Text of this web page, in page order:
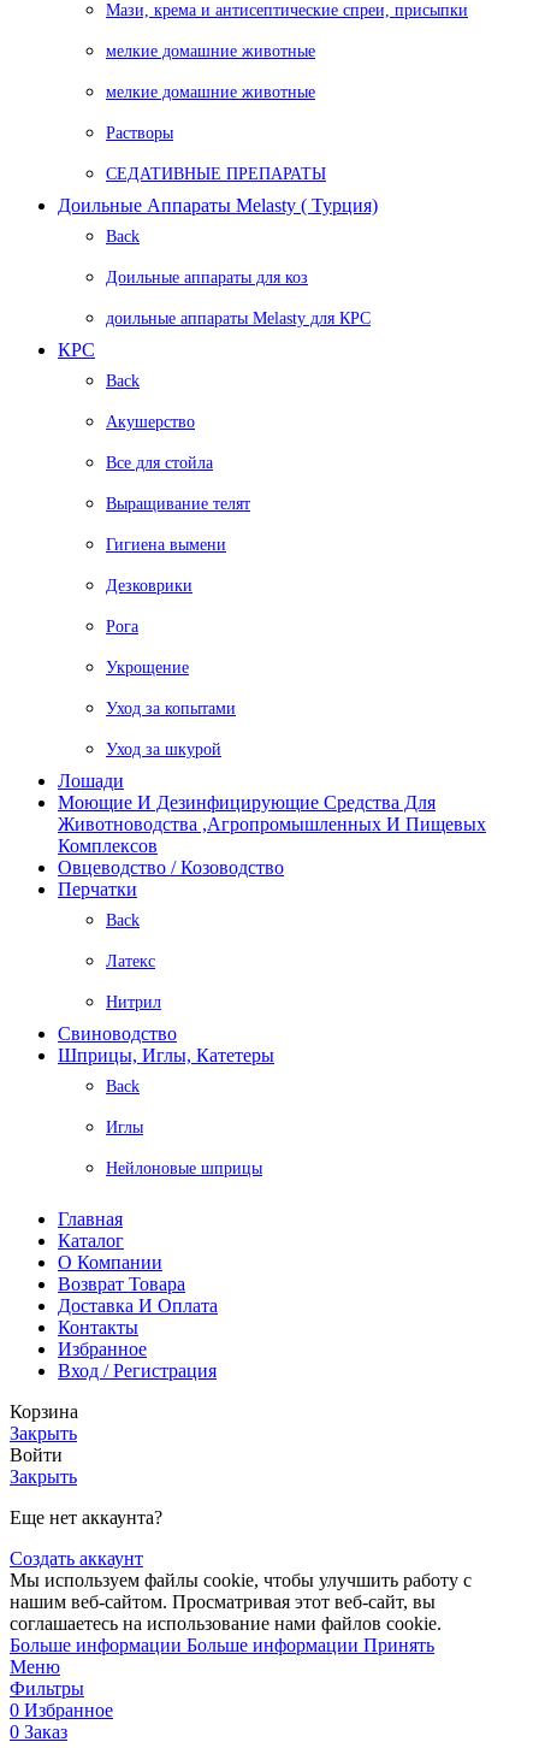
Мази, крема и антисептические спреи, присыпки
мелкие домашние животные
мелкие домашние животные
Растворы
СЕДАТИВНЫЕ ПРЕПАРАТЫ
Доильные Аппараты Melasty ( Турция)
Back
Доильные аппараты для коз
доильные аппараты Melasty для КРС
КРС
Back
Акушерство
Все для стойла
Выращивание телят
Гигиена вымени
Дезковрики
Рога
Укрощение
Уход за копытами
Уход за шкурой
Лошади
Моющие И Дезинфицирующие Средства Для
Животноводства ,агропромышленных И Пищевых
Комплексов
Овцеводство / Козоводство
Перчатки
Back
Латекс
Нитрил
Свиноводство
Шприцы, Иглы, Катетеры
Back
Иглы
Нейлоновые шприцы
Главная
Каталог
О Компании
Возврат Товара
Доставка И Оплата
Контакты
Избранное
Вход / Регистрация
Корзина
Закрыть
Войти
Закрыть
Еще нет аккаунта?
Создать аккаунт
Мы используем файлы cookie, чтобы улучшить работу с
нашим веб-сайтом. Просматривая этот веб-сайт, вы
соглашаетесь на использование нами файлов cookie.
Больше информации Больше информации Принять
Меню
Фильтры
0 Избранное
0 Заказ